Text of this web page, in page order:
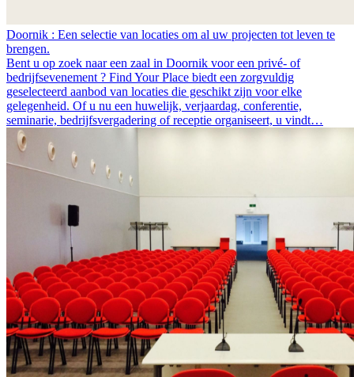
Doornik : Een selectie van locaties om al uw projecten tot leven te
brengen.
Bent u op zoek naar een zaal in Doornik voor een privé- of
bedrijfsevenement ? Find Your Place biedt een zorgvuldig
geselecteerd aanbod van locaties die geschikt zijn voor elke
gelegenheid. Of u nu een huwelijk, verjaardag, conferentie,
seminarie, bedrijfsvergadering of receptie organiseert, u vindt…